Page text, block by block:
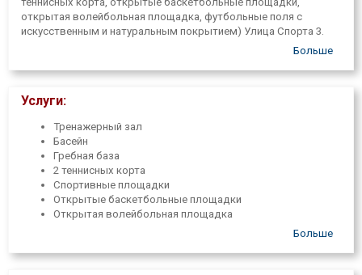
открытая волейбольная площадка, футбольные поля с
искусственным и натуральным покрытием) Улица Спорта 3.
где посетители также имеют доступ к тренажерному залу.
различным видам спорта, различные спортивные
достижений, предоставляет услуги питания и проживания.
Больше
Услуги:
Тренажерный зал
Басейн
Гребная база
2 теннисных корта
Спортивные площадки
Открытые баскетбольные площадки
Открытая волейбольная площадка
Футбольное поле с искусственным и натуральнымБольше